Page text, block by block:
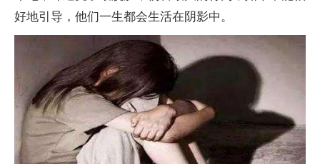
好地引导，他们一生都会生活在阴影中。